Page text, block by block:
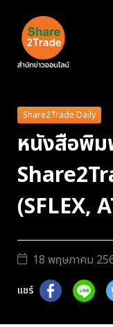
Share2Trade Daily
หนังสือพิ
(SFLEX,
18 พฤษภาคม
แชร์